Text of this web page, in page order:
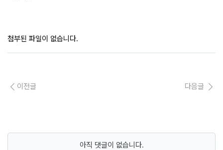
첨부된 파일이 없습니다.
이전글 다음글
아직 댓글이 없습니다.